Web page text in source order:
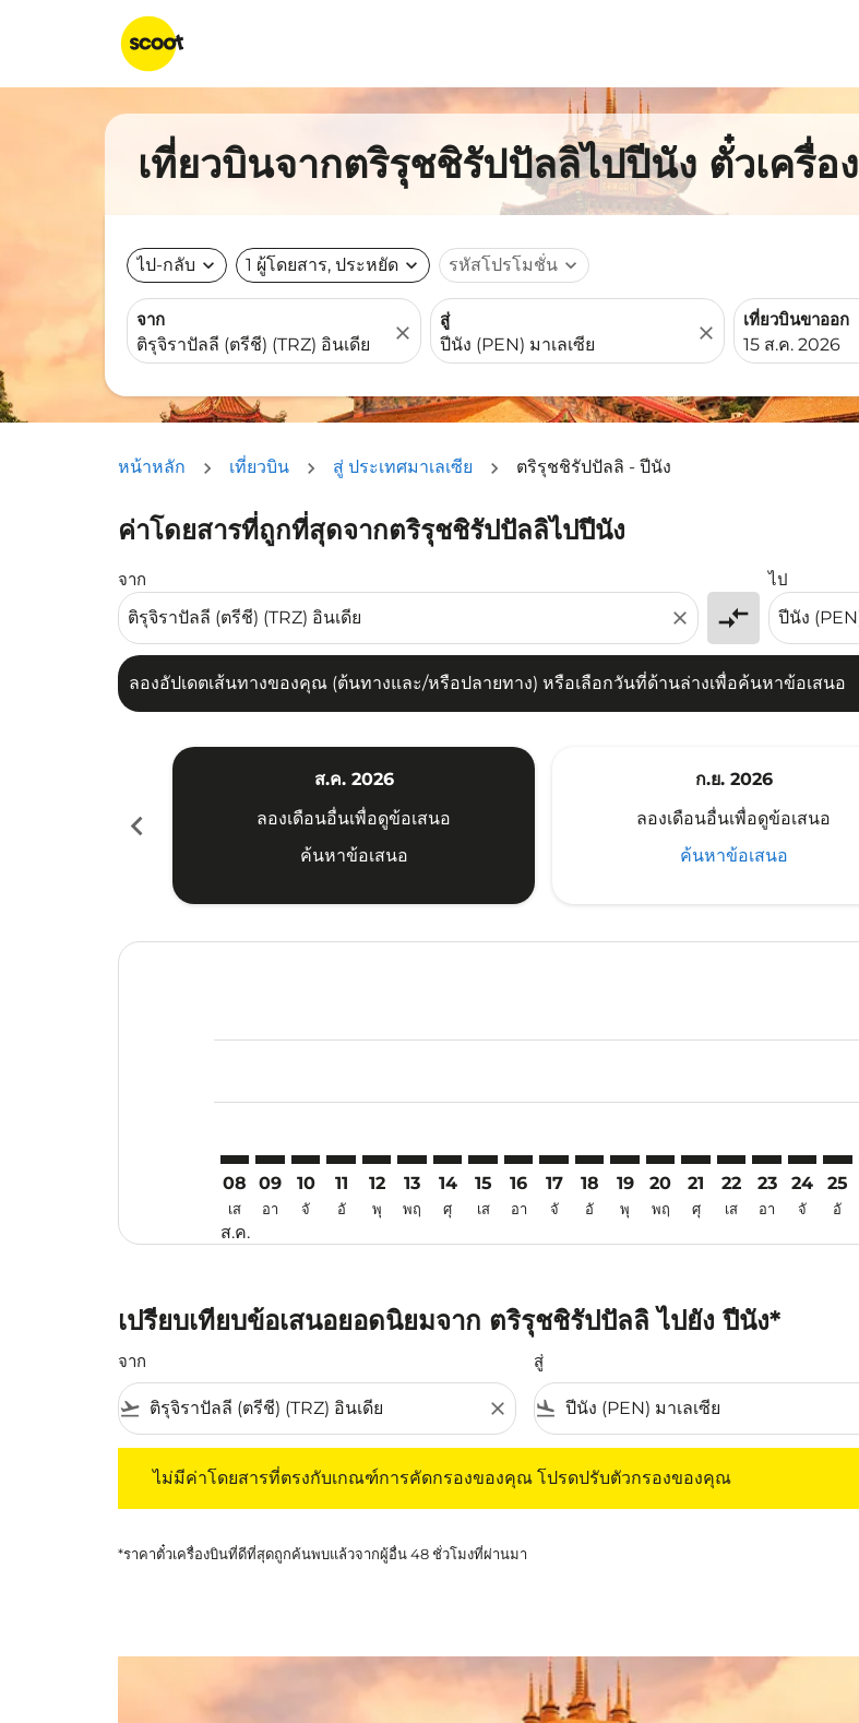
เที่ยวบินจากตริรุชชิรัปปัลลิไปปีนัง ตั๋วเครื่
ไป-กลับ expand_more 1 ผู้โดยสาร, ประหยัด expand_more รหัสโปรโมชั่น expand_more
จาก
close
สู่
close
เที่ยวบินขาออก
fc-booking-
15 ส.ค. 2026
หน้าหลัก เที่ยวบิน สู่ ประเทศมาเลเซีย ตริรุชชิรัปปัลลิ - ปีนัง
ค่าโดยสารที่ถูกที่สุดจากตริรุชชิรัปปัลลิไปปีนัง
จาก
close compare_arrows
ไป
ลองอัปเดตเส้นทางของคุณ (ต้นทางและ/หรือปลายทาง) หรือเลือกวันที่ด้านล่างเพื่อค้นหาข้อเสนอ
ลองอัปเดตเส้นทางของคุณ (ต้นทางและ/หรือปลายทาง) หรือเลือกวันที่ด้านล่างเพื่อค้นหาข้อเสนอ
chevron_left
ส.ค. 2026
ลองเดือนอื่นเพื่อดูข้อเสนอ
ค้นหาข้อเสนอ
ก.ย. 2026
ลองเดือนอื่นเพื่อดูข้อเสนอ
ค้นหาข้อเสนอ
08
เส
ส.ค.
09
อา
10
จั
11
อั
12
พุ
13
พฤ
14
ศุ
15
เส
16
อา
17
จั
18
อั
19
พุ
20
พฤ
TRZ–PEN: cmp-
21
ศุ
TRZ–PEN:
22
เส
TRZ–PEN:
23
อา
24
จั
25
อั
เปรียบเทียบข้อเสนอยอดนิยมจาก ตริรุชชิรัปปัลลิ ไปยัง ปีนัง*
จาก
flight_takeoff close
สู่
flight_land
ไม่มีค่าโดยสารที่ตรงกับเกณฑ์การคัดกรองของคุณ โปรดปรับตัวกรองของคุณ
*ราคาตั๋วเครื่องบินที่ดีที่สุดถูกค้นพบแล้วจากผู้อื่น 48 ชั่วโมงที่ผ่านมา